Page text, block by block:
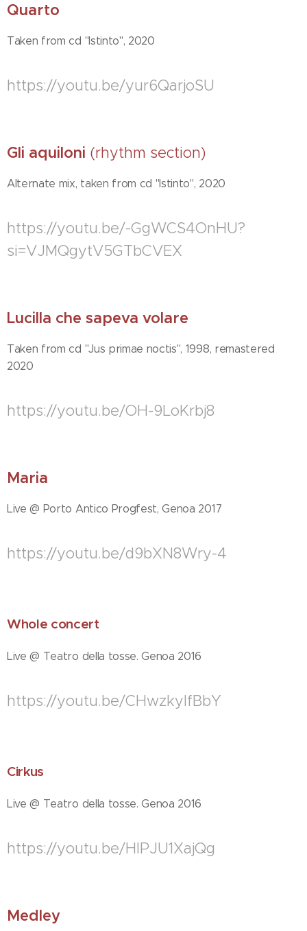
Quarto
Taken from cd "Istinto", 2020
https://youtu.be/yur6QarjoSU
Gli aquiloni (rhythm section)
Alternate mix, taken from cd "Istinto", 2020
https://youtu.be/-GgWCS4OnHU?
si=VJMQgytV5GTbCVEX
Lucilla che sapeva volare
Taken from cd "Jus primae noctis", 1998, remastered
2020
https://youtu.be/OH-9LoKrbj8
Maria
Live @ Porto Antico Progfest, Genoa 2017
https://youtu.be/d9bXN8Wry-4
Whole concert
Live @ Teatro della tosse. Genoa 2016
https://youtu.be/CHwzkyIfBbY
Cirkus
Live @ Teatro della tosse. Genoa 2016
https://youtu.be/HlPJU1XajQg
Medley